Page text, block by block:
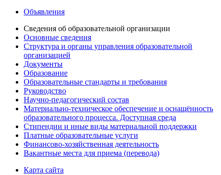
Объявления
Сведения об образовательной организации
Основные сведения
Структура и органы управления образовательной
организацией
Документы
Образование
Образовательные стандарты и требования
Руководство
Научно-педагогический состав
Материально-техническое обеспечение и оснащённость
образовательного процесса. Доступная среда
Стипендии и иные виды материальной поддержки
Платные образовательные услуги
Финансово-хозяйственная деятельность
Вакантные места для приема (перевода)
Карта сайта